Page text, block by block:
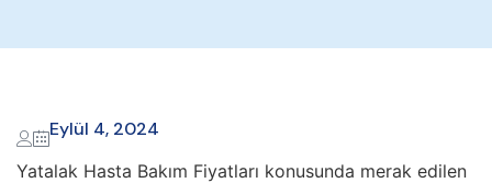
Eylül 4, 2024
Yatalak Hasta Bakım Fiyatları konusunda merak edilen